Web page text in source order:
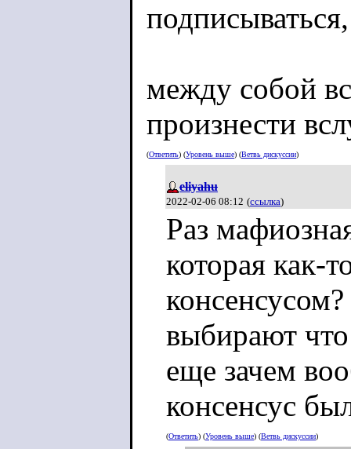
между собой
произнести
(Ответить) (Уровень выше) (Ветвь дискуссии)
eliyahu
2022-02-06 08:12 (ссылка)
Раз
которая как-
выбирают что
еще зачем
консенсус
(Ответить) (Уровень выше) (Ветвь дискуссии)